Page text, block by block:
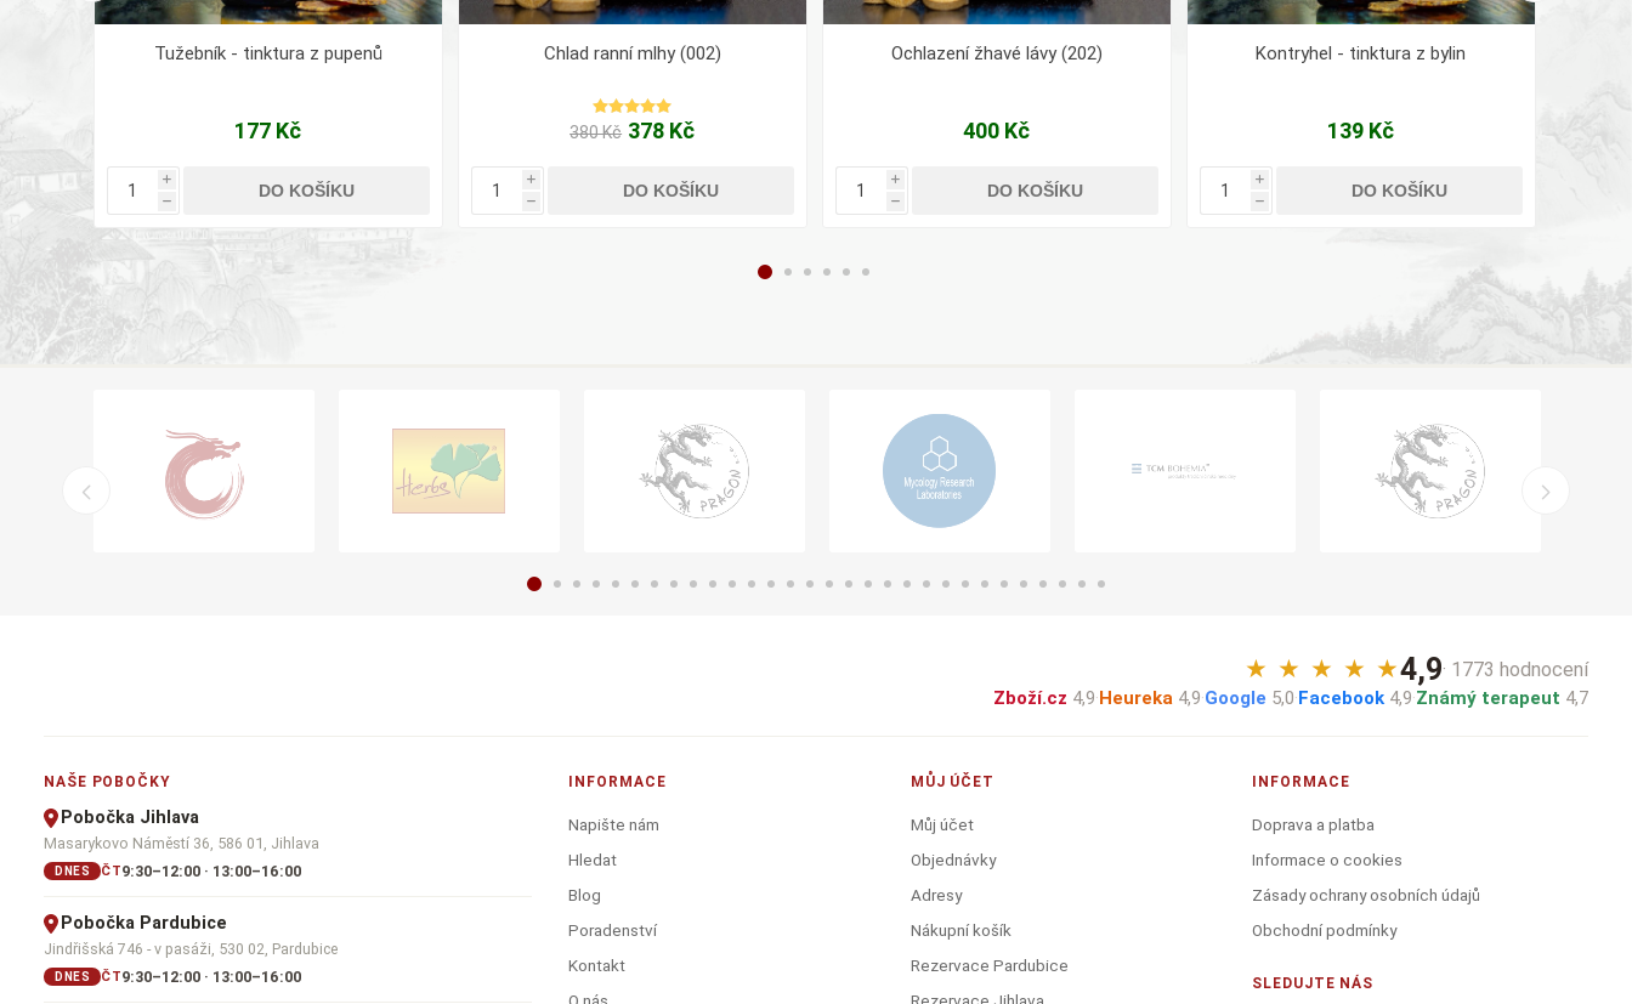
Tužebník - tinktura z pupenů
177 Kč
i
h
DO KOŠÍKU
Chlad ranní mlhy (002)
380 Kč 378 Kč
i
h
DO KOŠÍKU
Ochlazení žhavé lávy (202)
400 Kč
i
h
DO KOŠÍKU
Kontryhel - tinktura z bylin
139 Kč
i
h
DO KOŠÍKU
★ ★ ★ ★ ★4,9· 1773 hodnocení
Zboží.cz 4,9·Heureka 4,9·Google 5,0·Facebook 4,9·Známý terapeut 4,7
NAŠE POBOČKY
Pobočka Jihlava
Masarykovo Náměstí 36, 586 01, Jihlava
DNES ČT9:30–12:00 · 13:00–16:00
Pobočka Pardubice
Jindřišská 746 - v pasáži, 530 02, Pardubice
DNES ČT9:30–12:00 · 13:00–16:00
INFORMACE
Napište nám
Hledat
Blog
Poradenství
Kontakt
MŮJ ÚČET
Můj účet
Objednávky
Adresy
Nákupní košík
Rezervace Pardubice
INFORMACE
Doprava a platba
Informace o cookies
Zásady ochrany osobních údajů
Obchodní podmínky
SLEDUJTE NÁS